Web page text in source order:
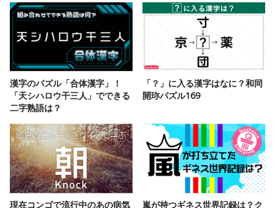
漢字のパズル「合体漢字」！
「天シハロウ干三人」でできる
二字熟語は？
「？」に入る漢字はなに？和同
開珎パズル169
現在コンゴで流行中のあの病気
嵐が持つギネス世界記録は？ク